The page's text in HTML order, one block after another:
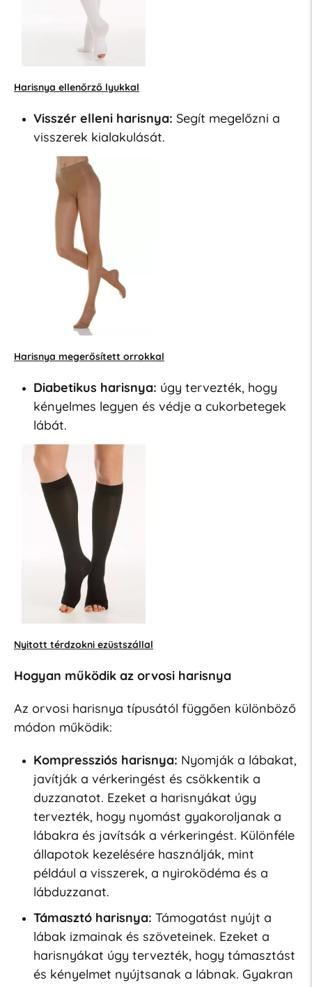
Harisnya ellenőrző lyukkal
Visszér elleni harisnya: Segít megelőzni a
visszerek kialakulását.
Harisnya megerősített orrokkal
Diabetikus harisnya: úgy tervezték, hogy
kényelmes legyen és védje a cukorbetegek
lábát.
Nyitott térdzokni ezüstszállal
Hogyan működik az orvosi harisnya
Az orvosi harisnya típusától függően különböző
módon működik:
Kompressziós harisnya: Nyomják a lábakat,
javítják a vérkeringést és csökkentik a
duzzanatot. Ezeket a harisnyákat úgy
tervezték, hogy nyomást gyakoroljanak a
lábakra és javítsák a vérkeringést. Különféle
állapotok kezelésére használják, mint
például a visszerek, a nyiroködéma és a
lábduzzanat.
Támasztó harisnya: Támogatást nyújt a
lábak izmainak és szöveteinek. Ezeket a
harisnyákat úgy tervezték, hogy támasztást
és kényelmet nyújtsanak a lábnak. Gyakran